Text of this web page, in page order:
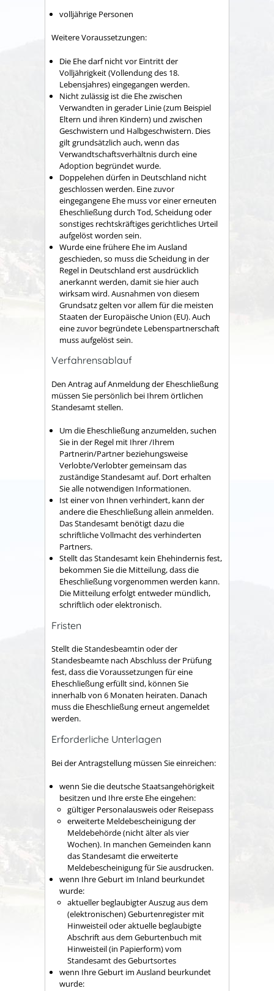
volljährige Personen
Weitere Voraussetzungen:
Die Ehe darf nicht vor Eintritt der
Volljährigkeit (Vollendung des 18.
Lebensjahres) eingegangen werden.
Nicht zulässig ist die Ehe zwischen
Verwandten in gerader Linie (zum Beispiel
Eltern und ihren Kindern) und zwischen
Geschwistern und Halbgeschwistern. Dies
gilt grundsätzlich auch, wenn das
Verwandtschaftsverhältnis durch eine
Adoption begründet wurde.
Doppelehen dürfen in Deutschland nicht
geschlossen werden. Eine zuvor
eingegangene Ehe muss vor einer erneuten
Eheschließung durch Tod, Scheidung oder
sonstiges rechtskräftiges gerichtliches Urteil
aufgelöst worden sein.
Wurde eine frühere Ehe im Ausland
geschieden, so muss die Scheidung in der
Regel in Deutschland erst ausdrücklich
anerkannt werden, damit sie hier auch
wirksam wird. Ausnahmen von diesem
Grundsatz gelten vor allem für die meisten
Staaten der Europäische Union (EU). Auch
eine zuvor begründete Lebenspartnerschaft
muss aufgelöst sein.
Verfahrensablauf
Den Antrag auf Anmeldung der Eheschließung
müssen Sie persönlich bei Ihrem örtlichen
Standesamt stellen.
Um die Eheschließung anzumelden, suchen
Sie in der Regel mit Ihrer /Ihrem
Partnerin/Partner beziehungsweise
Verlobte/Verlobter gemeinsam das
zuständige Standesamt auf. Dort erhalten
Sie alle notwendigen Informationen.
Ist einer von Ihnen verhindert, kann der
andere die Eheschließung allein anmelden.
Das Standesamt benötigt dazu die
schriftliche Vollmacht des verhinderten
Partners.
Stellt das Standesamt kein Ehehindernis fest,
bekommen Sie die Mitteilung, dass die
Eheschließung vorgenommen werden kann.
Die Mitteilung erfolgt entweder mündlich,
schriftlich oder elektronisch.
Fristen
Stellt die Standesbeamtin oder der
Standesbeamte nach Abschluss der Prüfung
fest, dass die Voraussetzungen für eine
Eheschließung erfüllt sind, können Sie
innerhalb von 6 Monaten heiraten. Danach
muss die Eheschließung erneut angemeldet
werden.
Erforderliche Unterlagen
Bei der Antragstellung müssen Sie einreichen:
wenn Sie die deutsche Staatsangehörigkeit
besitzen und Ihre erste Ehe eingehen:
gültiger Personalausweis oder Reisepass
erweiterte Meldebescheinigung der
Meldebehörde (nicht älter als vier
Wochen). In manchen Gemeinden kann
das Standesamt die erweiterte
Meldebescheinigung für Sie ausdrucken.
wenn Ihre Geburt im Inland beurkundet
wurde:
aktueller beglaubigter Auszug aus dem
(elektronischen) Geburtenregister mit
Hinweisteil oder aktuelle beglaubigte
Abschrift aus dem Geburtenbuch mit
Hinweisteil (in Papierform) vom
Standesamt des Geburtsortes
wenn Ihre Geburt im Ausland beurkundet
wurde: